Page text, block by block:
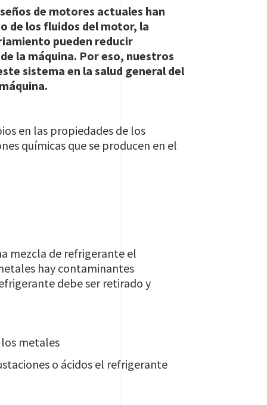
de motores actuales han
de los fluidos del motor, la
pueden reducir
la máquina. Por eso, nuestros
sistema en la salud general del
en las propiedades de los
químicas que se producen en el
mezcla de refrigerante el
hay contaminantes
debe ser retirado y
metales
o ácidos el refrigerante